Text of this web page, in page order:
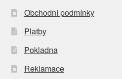
Obchodní podmínky
Platby
Pokladna
Reklamace